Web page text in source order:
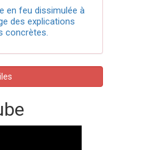
en feu dissimulée à
des explications
concrètes.